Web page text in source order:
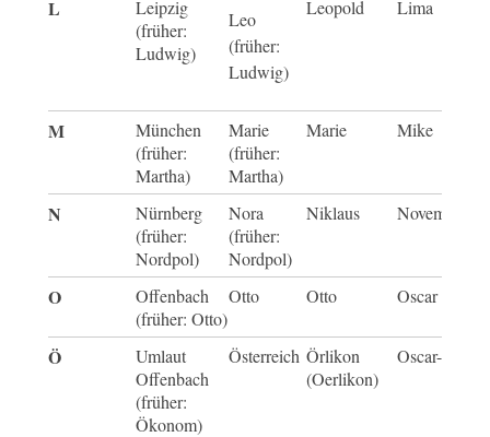
L
Leipzig
(früher:
Ludwig)
Leo
(früher:
Ludwig)
Leopold Lima
M
München
(früher:
Martha)
Marie
(früher:
Martha)
Marie Mike
N
Nürnberg
(früher:
Nordpol)
Nora
(früher:
Nordpol)
Niklaus November
O
Offenbach
(früher: Otto)
Otto Otto Oscar
Ö
Umlaut
Offenbach
(früher:
Ökonom)
Österreich Örlikon
(Oerlikon)
Oscar-Echo